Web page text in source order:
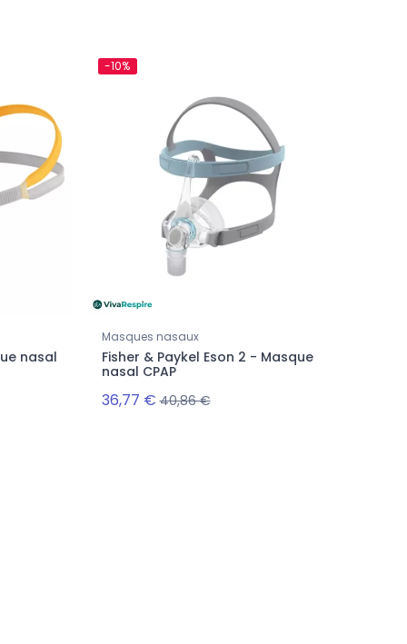
nasal
-10%
Masques nasaux
Fisher & Paykel Eson 2 - Masque
nasal CPAP
36,77 € 40,86 €